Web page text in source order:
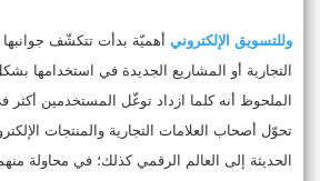
وللتسويق الإلكتروني أهميّة بدأت تتكشّف
التجارية أو المشاريع الجديدة في استخدامها
الملحوظ أنه كلما ازداد توغّل المستخدمين أكثر
تحوّل أصحاب العلامات التجارية والمنتجات
الحديثة إلى العالم الرقمي كذلك؛ في محاولة